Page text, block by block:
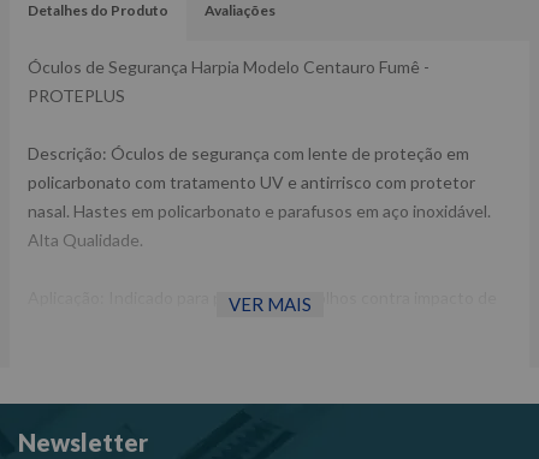
Detalhes do Produto Avaliações
Óculos de Segurança Harpia Modelo Centauro Fumê -
PROTEPLUS
Descrição: Óculos de segurança com lente de proteção em
policarbonato com tratamento UV e antirrisco com protetor
nasal. Hastes em policarbonato e parafusos em aço inoxidável.
Alta Qualidade.
Aplicação: Indicado para proteção dos olhos contra impacto de
VER MAIS
Newsletter